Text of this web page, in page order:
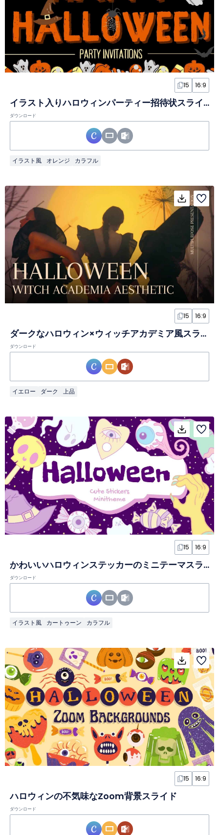
15 16:9
イラスト入りハロウィンパーティー招待状スライド
ダウンロード
イラスト風 オレンジ カラフル
15 16:9
ダークなハロウィン×ウィッチアカデミア風スライド
ダウンロード
イエロー ダーク 上品
15 16:9
かわいいハロウィンステッカーのミニテーマスライド
ダウンロード
イラスト風 カートゥーン カラフル
15 16:9
ハロウィンの不気味なZoom背景スライド
ダウンロード